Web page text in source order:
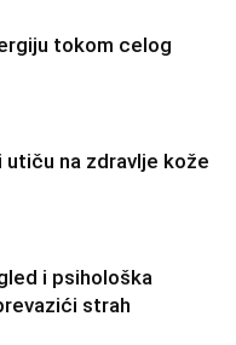
tokom celog
na zdravlje kože
i psihološka
strah